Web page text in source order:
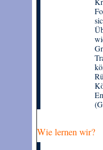
Wie lernen wir?